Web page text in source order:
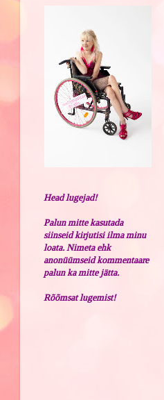
Head lugejad!
Palun mitte kasutada
siinseid kirjutisi ilma minu
loata. Nimeta ehk
anonüümseid kommentaare
palun ka mitte jätta.
Rõõmsat lugemist!